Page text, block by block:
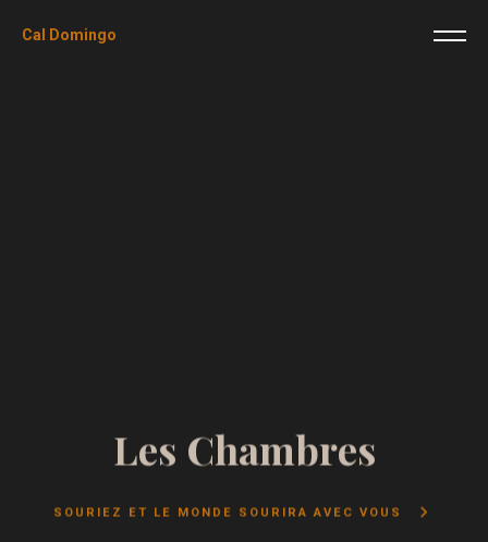
Cal Domingo
Les Chambres
SOURIEZ ET LE MONDE SOURIRA AVEC VOUS keyboard_arrow_right